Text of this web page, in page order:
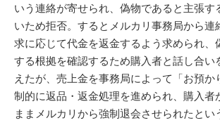
いう連絡が寄せられ、偽物であると主張す
いため拒否。するとメルカリ事務局から連
求に応じて代金を返金するよう求められ、
する根拠を確認するため購入者と話し合い
えたが、売上金を事務局によって「お預か
制的に返品・返金処理を進められ、購入者
ままメルカリから強制退会させられたとい